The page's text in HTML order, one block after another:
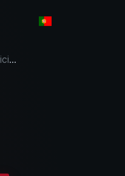
Guia de eletricidade de Sons of the Forest: painéis solares, baterias, lâmpadas